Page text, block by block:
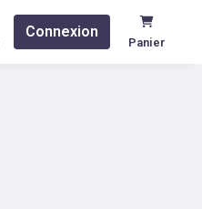
Connexion
Panier